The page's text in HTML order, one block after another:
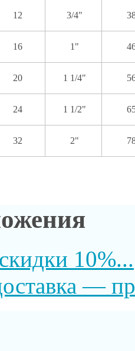
12 3/4"
16 1"
20 1 1/4"
24 1 1/2"
32 2"
10%...
—